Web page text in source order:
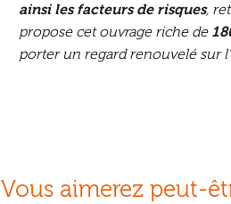
ainsi les facteurs de risques,
propose cet ouvrage riche de
porter un regard renouvelé sur
Vous aimerez peut-